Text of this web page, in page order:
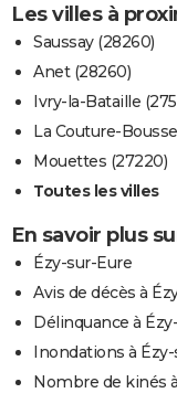
Les villes à
Saussay (28260)
Anet (28260)
Ivry-la-Bataille
La Couture-
Mouettes (27220)
Toutes les villes
En savoir plus
Ézy-sur-Eure
Avis de décès à
Délinquance à
Inondations à
Nombre de kinés